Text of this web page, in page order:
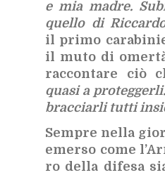
e mia ma­dre.
quel­lo di
il pri­mo
il muto di
rac­con­ta­re ciò
qua­si a
brac­ciar­li tut­ti
Sem­pre nel­la
emer­so come
ro del­la di­fe­sa